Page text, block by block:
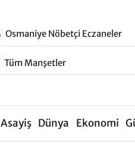
Osmaniye Nöbetçi Eczaneler
Tüm Manşetler
Asayiş Dünya Ekonomi